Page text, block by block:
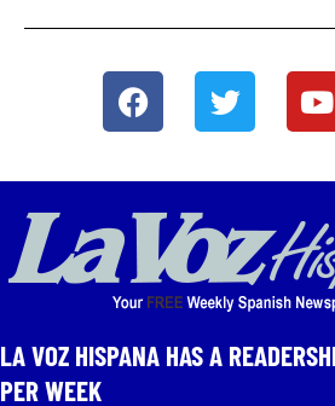
LA VOZ HISPANA HAS A
PER WEEK​